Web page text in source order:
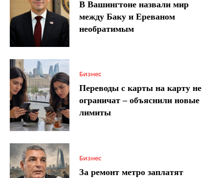
В Вашингтоне назвали мир
между Баку и Ереваном
необратимым
Бизнес
Переводы с карты на карту не
ограничат – объяснили новые
лимиты
Бизнес
За ремонт метро заплатят